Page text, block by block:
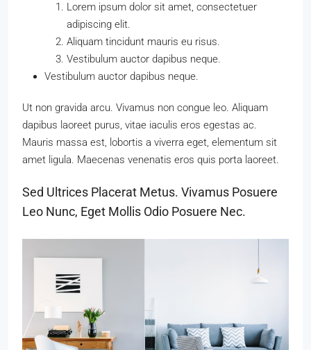
Lorem ipsum dolor sit amet, consectetuer
adipiscing elit.
Aliquam tincidunt mauris eu risus.
Vestibulum auctor dapibus neque.
Vestibulum auctor dapibus neque.
Ut non gravida arcu. Vivamus non congue leo. Aliquam
dapibus laoreet purus, vitae iaculis eros egestas ac.
Mauris massa est, lobortis a viverra eget, elementum sit
amet ligula. Maecenas venenatis eros quis porta laoreet.
Sed Ultrices Placerat Metus. Vivamus Posuere
Leo Nunc, Eget Mollis Odio Posuere Nec.